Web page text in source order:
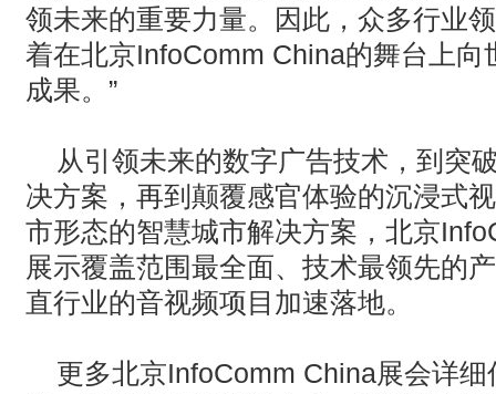
领未来的重要力量。因此，众多行业
着在北京InfoComm China的舞台上
成果。”
从引领未来的数字广告技术，到突
决方案，再到颠覆感官体验的沉浸式
市形态的智慧城市解决方案，北京
展示覆盖范围最全面、技术最领先的
直行业的音视频项目加速落地。
更多北京InfoComm China展会详